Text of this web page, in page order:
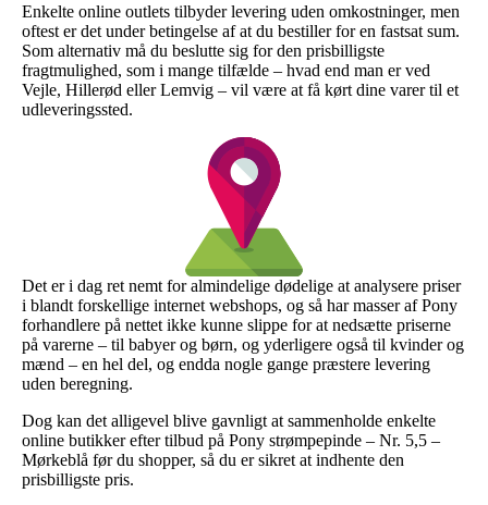
Enkelte online outlets tilbyder levering uden omkostninger, men
oftest er det under betingelse af at du bestiller for en fastsat sum.
Som alternativ må du beslutte sig for den prisbilligste
fragtmulighed, som i mange tilfælde – hvad end man er ved
Vejle, Hillerød eller Lemvig – vil være at få kørt dine varer til et
udleveringssted.
Det er i dag ret nemt for almindelige dødelige at analysere priser
i blandt forskellige internet webshops, og så har masser af Pony
forhandlere på nettet ikke kunne slippe for at nedsætte priserne
på varerne – til babyer og børn, og yderligere også til kvinder og
mænd – en hel del, og endda nogle gange præstere levering
uden beregning.
Dog kan det alligevel blive gavnligt at sammenholde enkelte
online butikker efter tilbud på Pony strømpepinde – Nr. 5,5 –
Mørkeblå før du shopper, så du er sikret at indhente den
prisbilligste pris.